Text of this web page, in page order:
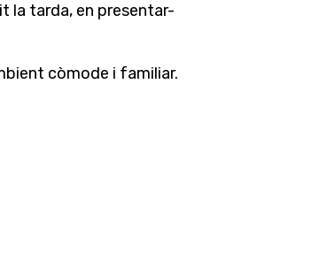
la tarda, en presentar-
còmode i familiar.